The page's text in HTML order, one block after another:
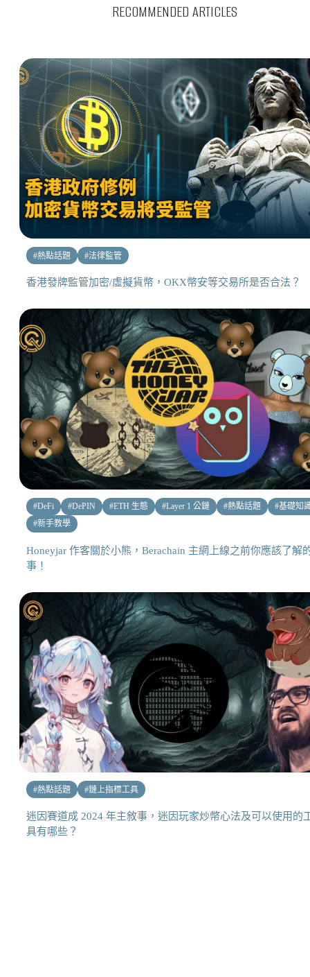
RECOMMENDED ARTICLES
#熱點話題 #法律監管
香港發牌監管加密/虛擬貨幣，OKX幣安等交易所是否合法？
#DeFi #DePIN #ETH 生態 #Layer 1 公鏈 #熱點話題 #基礎知
#新手教學
Honeyjar 作客關於小熊，Berachain 主網上線之前你應該了解
事！
#熱點話題 #鏈上指標工具
迷因賽道成 2024 年主敘事，迷因玩家炒幣心法及可以使用的
具有哪些？